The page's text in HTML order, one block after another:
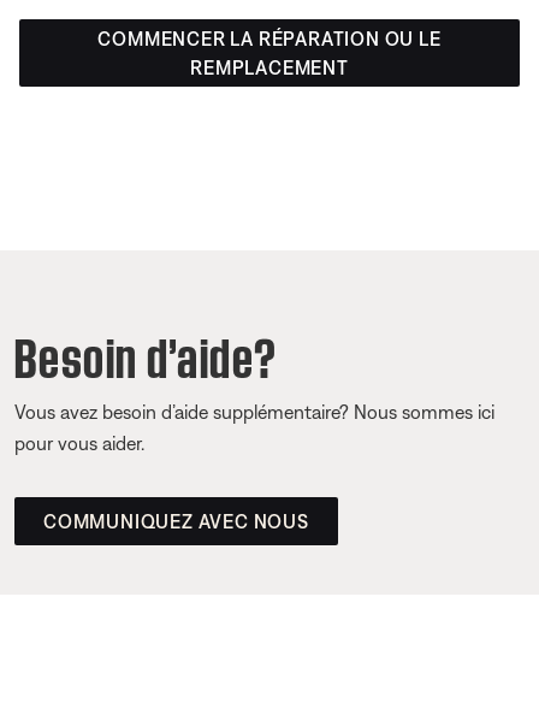
COMMENCER LA RÉPARATION OU LE
REMPLACEMENT
Besoin d’aide?
Vous avez besoin d’aide supplémentaire? Nous sommes ici
pour vous aider.
COMMUNIQUEZ AVEC NOUS